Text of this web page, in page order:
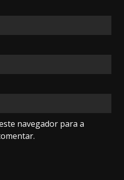
navegador para a